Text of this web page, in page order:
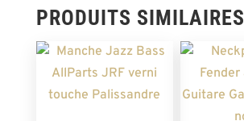
PRODUITS SIMILAIRES